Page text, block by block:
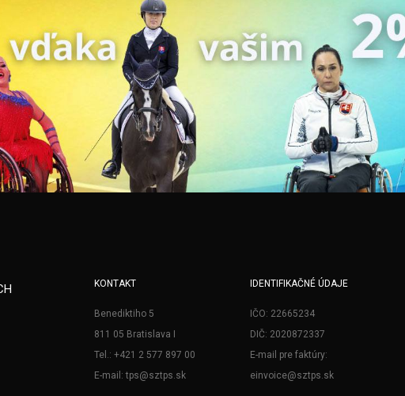
KONTAKT
Benediktiho 5
811 05 Bratislava I
Tel.: +421 2 577 897 00
E-mail: tps@sztps.sk
IDENTIFIKAČNÉ ÚDAJE
IČO: 22665234
DIČ: 2020872337
E-mail pre faktúry:
einvoice@sztps.sk